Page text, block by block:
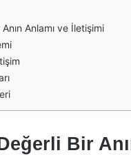
Anlamı ve İletişimi
Bir